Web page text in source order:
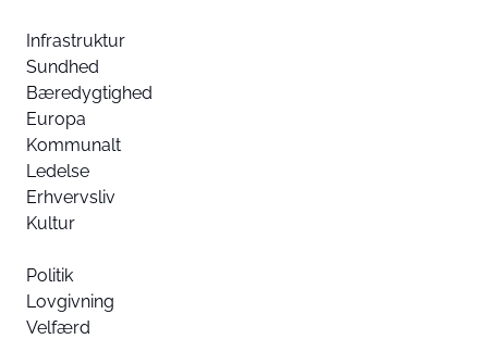
Infrastruktur
Sundhed
Bæredygtighed
Europa
Kommunalt
Ledelse
Erhvervsliv
Kultur
Politik
Lovgivning
Velfærd